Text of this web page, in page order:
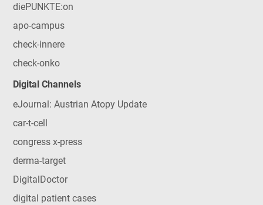
diePUNKTE:on
apo-campus
check-innere
check-onko
Digital Channels
eJournal: Austrian Atopy Update
car-t-cell
congress x-press
derma-target
DigitalDoctor
digital patient cases